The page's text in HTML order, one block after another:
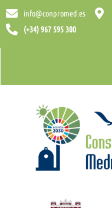
info@conpromed.es
(+34) 967 595 300